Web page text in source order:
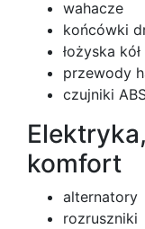
wahacze
końcówki
łożyska kół
przewody
czujniki
komfort
alternatory
rozruszniki